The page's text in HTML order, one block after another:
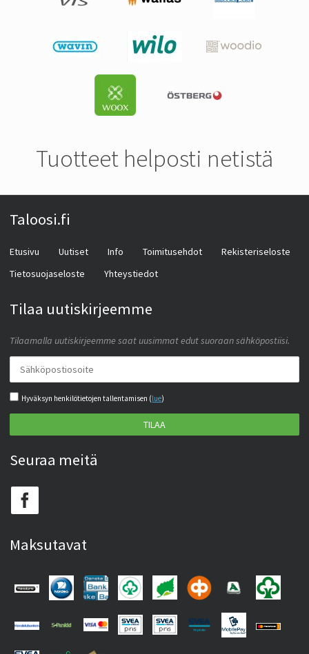
Tuotteet helposti netistä
Taloosi.fi
Etusivu Uutiset Info Toimitusehdot
Rekisteriseloste
Tietosuojaseloste
Yhteystiedot
Tilaa uutiskirjeemme
Tilaamalla uutiskirjeemme saat uusimmat edut suoraan sähköpostiisi.
Hyväksyn henkilötietojen tallentamisen (lue)
TILAA
Seuraa meitä
Maksutavat